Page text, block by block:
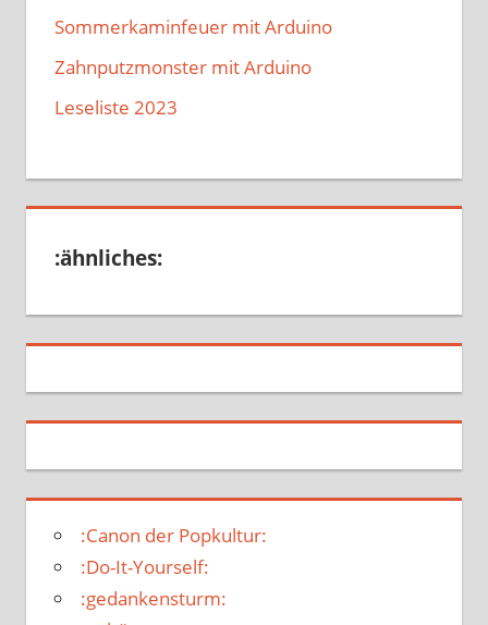
Sommerkaminfeuer mit Arduino
Zahnputzmonster mit Arduino
Leseliste 2023
:ähnliches:
:Canon der Popkultur:
:Do-It-Yourself:
:gedankensturm: